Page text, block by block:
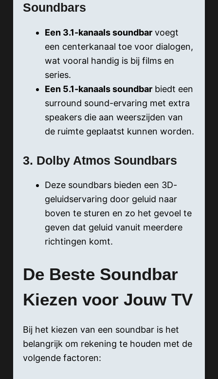
Soundbars
Een 3.1-kanaals soundbarvoegt
een centerkanaal toe voor dialogen,
wat vooral handig is bij films en
series.
Een 5.1-kanaals soundbarbiedt een
surround sound-ervaring met extra
speakers die aan weerszijden van
de ruimte geplaatst kunnen worden.
3. Dolby Atmos Soundbars
Deze soundbars bieden een 3D-
geluidservaring door geluid naar
boven te sturen en zo het gevoel te
geven dat geluid vanuit meerdere
richtingen komt.
De Beste Soundbar
Kiezen voor Jouw TV
Bij het kiezen van een soundbar is het
belangrijk om rekening te houden met de
volgende factoren: